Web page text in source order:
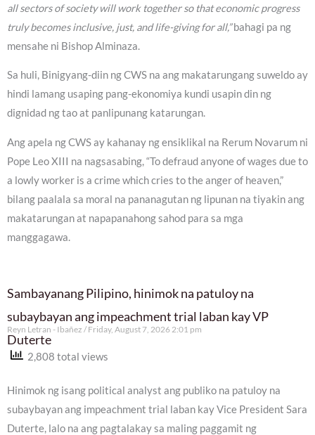
all sectors of society will work together so that economic progress
truly becomes inclusive, just, and life-giving for all,”bahagi pa ng
mensahe ni Bishop Alminaza.
Sa huli, Binigyang-diin ng CWS na ang makatarungang suweldo ay
hindi lamang usaping pang-ekonomiya kundi usapin din ng
dignidad ng tao at panlipunang katarungan.
Ang apela ng CWS ay kahanay ng ensiklikal na Rerum Novarum ni
Pope Leo XIII na nagsasabing, “To defraud anyone of wages due to
a lowly worker is a crime which cries to the anger of heaven,”
bilang paalala sa moral na pananagutan ng lipunan na tiyakin ang
makatarungan at napapanahong sahod para sa mga
manggagawa.
Sambayanang Pilipino, hinimok na patuloy na
subaybayan ang impeachment trial laban kay VP
Duterte
Reyn Letran - Ibañez Friday, August 7, 2026 2:01 pm
2,808 total views
Hinimok ng isang political analyst ang publiko na patuloy na
subaybayan ang impeachment trial laban kay Vice President Sara
Duterte, lalo na ang pagtalakay sa maling paggamit ng